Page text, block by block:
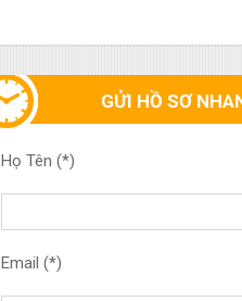
GỬI HỒ SƠ
Họ Tên (*)
Email (*)